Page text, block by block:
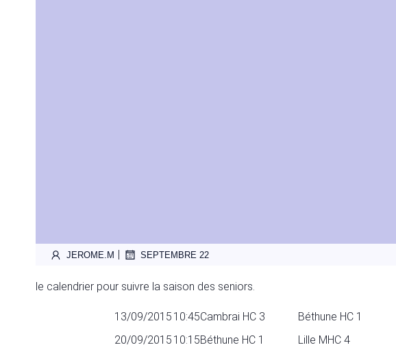
JEROME.M SEPTEMBRE 22
le calendrier pour suivre la saison des seniors.
13/09/2015 10:45Cambrai HC 3 Béthune HC 1
20/09/2015 10:15Béthune HC 1 Lille MHC 4